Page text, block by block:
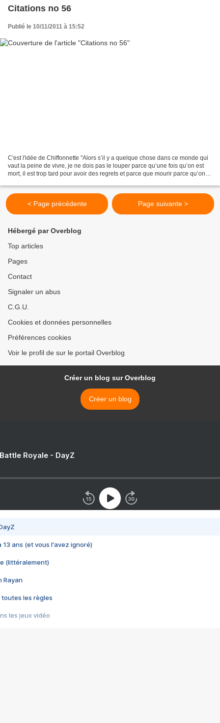
Citations no 56
Publié le 10/11/2011 à 15:52
C'est l'idée de Chiffonnette ''Alors s’il y a quelque chose dans ce monde qui
vaut la peine de vivre, je ne dois pas le louper parce qu’une fois qu’on est
mort, il est trop tard pour avoir des regrets et parce que mourir parce qu’on
< Page précédente Page suivante >
Hébergé par Overblog
Top articles
Pages
Contact
Signaler un abus
C.G.U.
Cookies et données personnelles
Préférences cookies
Voir le profil de sur le portail Overblog
Créer un blog sur Overblog
Créer un blog
Royale - DayZ
13 ans (et vous l'avez ignoré)
(littéralement)
Rayan
toutes les règles
les jeux vidéo